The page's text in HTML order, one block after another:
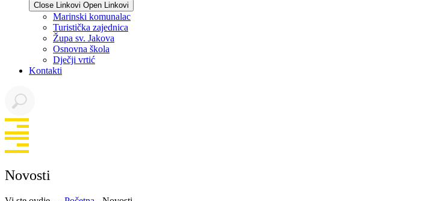
Close Linkovi Open Linkovi
Marinski komunalac
Turistička zajednica
Župa sv. Jakova
Osnovna škola
Dječji vrtić
Kontakti
Novosti